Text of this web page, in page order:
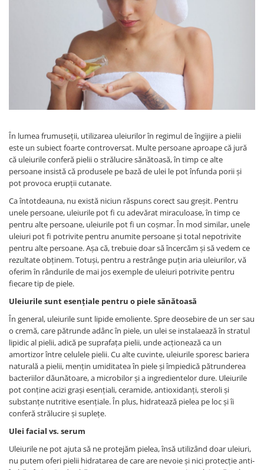
THAILANDEZ (LOMI-LOMI)
În lumea frumuseții, utilizarea uleiurilor în regimul de îngijire a pielii
este un subiect foarte controversat. Multe persoane aproape că jură
că uleiurile conferă pielii o strălucire sănătoasă, în timp ce alte
persoane insistă că produsele pe bază de ulei le pot înfunda porii și
pot provoca erupții cutanate.
Ca întotdeauna, nu există niciun răspuns corect sau greșit. Pentru
unele persoane, uleiurile pot fi cu adevărat miraculoase, în timp ce
pentru alte persoane, uleiurile pot fi un coșmar. În mod similar, unele
uleiuri pot fi potrivite pentru anumite persoane și total nepotrivite
pentru alte persoane. Așa că, trebuie doar să încercăm și să vedem ce
rezultate obținem. Totuși, pentru a restrânge puțin aria uleiurilor, vă
oferim în rândurile de mai jos exemple de uleiuri potrivite pentru
fiecare tip de piele.
Uleiurile sunt esențiale pentru o piele sănătoasă
În general, uleiurile sunt lipide emoliente. Spre deosebire de un ser sau
o cremă, care pătrunde adânc în piele, un ulei se instalaează în stratul
lipidic al pielii, adică pe suprafața pielii, unde acționează ca un
amortizor între celulele pielii. Cu alte cuvinte, uleiurile sporesc bariera
naturală a pielii, mențin umiditatea în piele și împiedică pătrunderea
bacteriilor dăunătoare, a microbilor și a ingredientelor dure. Uleiurile
pot conține acizi grași esențiali, ceramide, antioxidanți, steroli și
substanțe nutritive esențiale. În plus, hidratează pielea pe loc și îi
conferă strălucire și suplețe.
Ulei facial vs. serum
Uleiurile ne pot ajuta să ne protejăm pielea, însă utilizând doar uleiuri,
nu putem oferi pielii hidratarea de care are nevoie și nici protecție anti-